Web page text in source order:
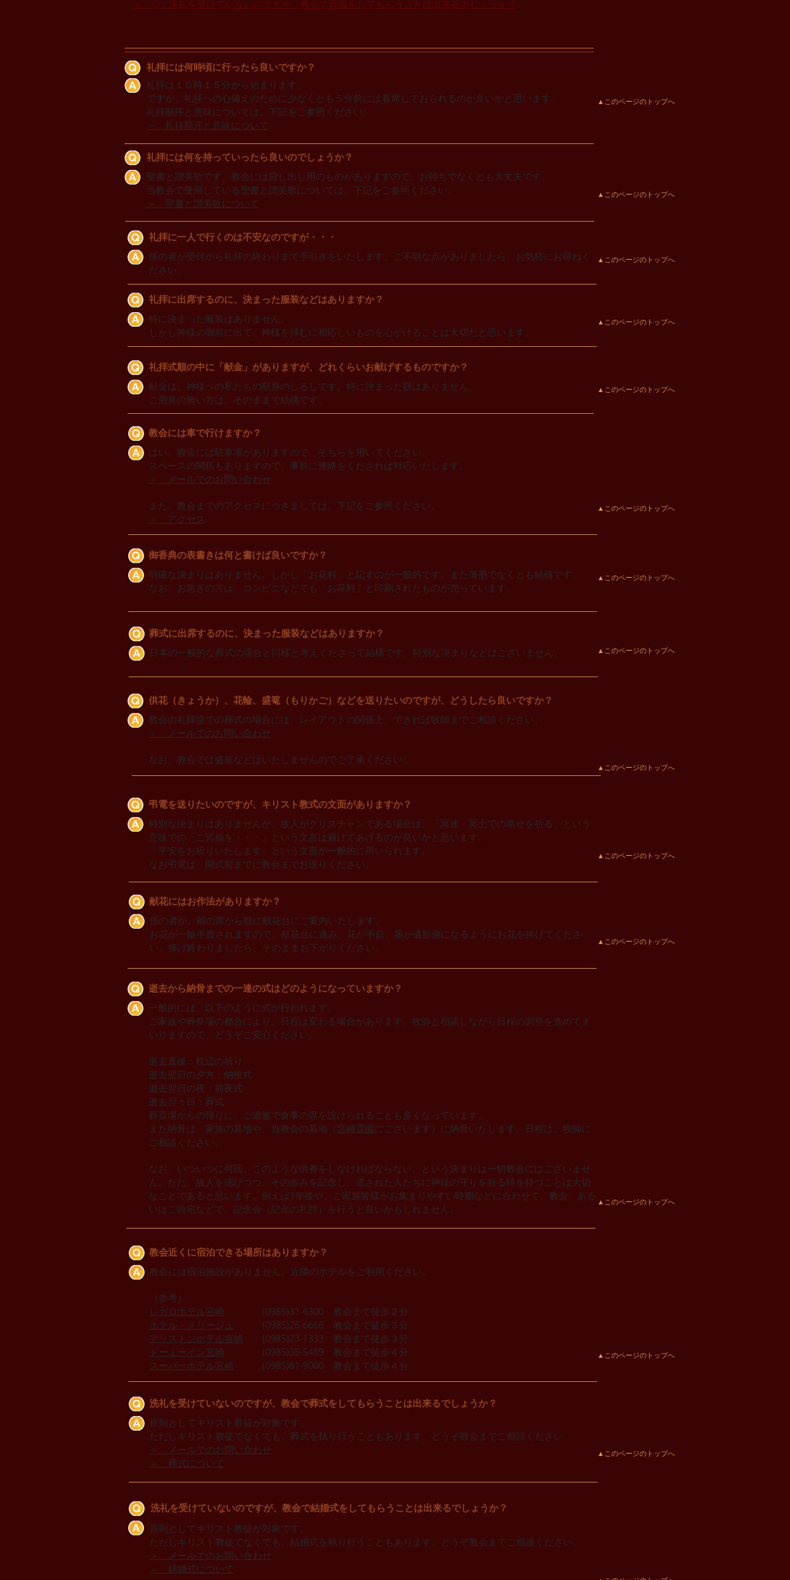
＞ Q：洗礼を受けていないのですが、教会で葬儀をしてもらうことは出来るでしょうか？
礼拝には何時頃に行ったら良いですか？
礼拝は１０時１５分から始まります。
ですが、礼拝への心備えのために少なくとも５分前には着席しておられるのが良いかと思います。
礼拝順序と意味については、下記をご参照ください。
​＞ 礼拝順序と意味について
▲このページのトップへ
礼拝には何を持っていったら良いのでしょうか？
聖書と讃美歌です。教会には貸し出し用のものがありますので、お持ちでなくとも大丈夫です。
​当教会で使用している聖書と讃美歌については、下記をご参照ください。​
＞ 聖書と讃美歌について
▲このページのトップへ
礼拝に一人で行くのは不安なのですが・・・
係の者が受付から礼拝の終わりまで手引きをいたします。ご不明な点がありましたら、お気軽にお尋ねく
ださい。
▲このページのトップへ
礼拝に出席するのに、決まった服装などはありますか？
特に決まった服装はありません。
しかし神様の御前に出て、神様を拝むに相応しいものを心がけることは大切だと思います。
▲このページのトップへ
礼拝式順の中に「献金」がありますが、どれくらいお献げするものですか？
献金は、神様への私たちの献身のしるしです。特に決まった額はありません。
ご用意の無い方は、そのままで結構です。
▲このページのトップへ
教会には車で行けますか？
はい。教会には駐車場がありますので、そちらを用いてください。
スペースの関係もありますので、事前に連絡をくだされば対応いたします。
​＞ メールでのお問い合わせ
また、​教会までのアクセスにつきましては、下記をご参照ください。
＞ アクセス
▲このページのトップへ
御香典の表書きは何と書けば良いですか？
明確な決まりはありません。しかし「お花料」と記すのが一般的です。また薄墨でなくとも結構です。
なお、お急ぎの方は、コンビニなどでも「お花料」と印刷されたものが売っています。
▲このページのトップへ
葬式に出席するのに、決まった服装などはありますか？
日本の一般的な葬式の場合と同様と考えくださって結構です。特別な決まりなどはございません。
▲このページのトップへ
供花（きょうか）、花輪、盛篭（もりかご）などを送りたいのですが、どうしたら良いですか？
教会の礼拝堂での葬式の場合には、レイアウトの関係上、できれば牧師までご相談ください。
＞ メールでのお問い合わせ
なお、教会では盛篭などはいたしませんのでご了承ください。
▲このページのトップへ
弔電を送りたいのですが、キリスト教式の文面がありますか？
特別な決まりはありませんが、故人がクリスチャンである場合は、「冥途・冥土での幸せを祈る」という
意味での「ご冥福を・・・」という文言は避けてあげるのが良いかと思います。
「平安をお祈りいたします」という文面が一般的に用いられます。
なお弔電は、開式前までに教会までお送りください。
▲このページのトップへ
献花にはお作法がありますか？
係の者が、前の席から順に献花台にご案内いたします。
お花が一輪手渡されますので、献花台に進み、花が手前、茎が遺影側になるようにお花を捧げてくださ
い。捧げ終わりましたら、そのままお下がりください。
▲このページのトップへ
逝去から納骨までの一連の式はどのようになっていますか？
一般的には、以下のように式が行われます。
ご家族や葬祭場の都合により、日程は変わる場合があります。牧師と相談しながら日程の調整を進めてま
いりますので、どうぞご安心ください。
逝去直後：枕辺の祈り
逝去翌日の夕方：納棺式
逝去翌日の夜：前夜式
逝去翌々日：葬式
葬斎場からの帰りに、ご遺族で食事の席を設けられることも多くなっています。
また納骨は、家族の墓地や、当教会の墓地（宮崎霊園 にございます）に納骨いたします。日程は、牧師に
ご相談ください。
なお、いついつに何回、このような供養をしなければならない、という決まりは一切教会にはございませ
ん。ただ、故人を偲びつつ、その歩みを記念し、遺された人たちに神様の守りを祈る時を持つことは大切
なことであると思います。例えば1年後や、ご家族皆様がお集まりやすい時期などに合わせて、教会、ある
いはご自宅などで、記念会（記念の礼拝）を行うと良いかもしれません。
▲このページのトップへ
教会近くに宿泊できる場所はありますか？
教会には宿泊施設がありません。近隣のホテルをご利用ください。
（参考）
レガロホテル宮崎 (0985)31-6300 教会まで徒歩２分
ホテル・メリージュ
(0985)26-6666 教会まで徒歩３分
アリストンホテル宮崎 (0985)23-1333 教会まで徒歩３分
ドーミーイン宮崎 (0985)35-5489 教会まで徒歩４分​
スーパーホテル宮崎 (0985)61-9000 教会まで徒歩４分
▲このページのトップへ
洗礼を受けていないのですが、教会で葬式をしてもらうことは出来るでしょうか？
原則としてキリスト教徒が対象です。
ただしキリスト教徒でなくても、葬式を執り行うこともあります。どうぞ教会までご相談ください。
​＞ メールでのお問い合わせ
＞ 葬式について
▲このページのトップへ
洗礼を受けていないのですが、教会で結婚式をしてもらうことは出来るでしょうか？
原則としてキリスト教徒が対象です。
ただしキリスト教徒でなくても、結婚式を執り行うこともあります。どうぞ教会までご相談ください。
​＞ メールでのお問い合わせ
＞ 結婚式について